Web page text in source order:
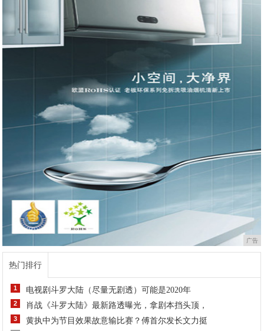
广告
热门排行
1 电视剧斗罗大陆（尽量无剧透）可能是2020年
2 肖战《斗罗大陆》最新路透曝光，拿剧本挡头顶，
3 黄执中为节目效果故意输比赛？傅首尔发长文力挺